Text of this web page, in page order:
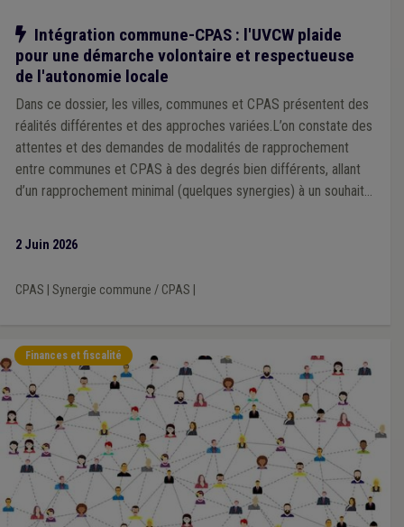
Notre action
Intégration commune-CPAS : l'UVCW plaide
pour une démarche volontaire et respectueuse
de l'autonomie locale
Dans ce dossier, les villes, communes et CPAS présentent des
réalités différentes et des approches variées.L’on constate des
attentes et des demandes de modalités de rapprochement
entre communes et CPAS à des degrés bien différents, allant
d’un rapprochement minimal (quelques synergies) à un souhait
2 Juin 2026
CPAS Synergie commune / CPAS
Finances et fiscalité